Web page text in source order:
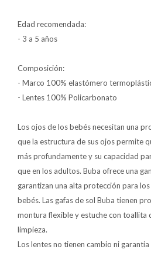
Edad recomendada:
- 3 a 5 años
Composición:
- Marco 100% elastómero
- Lentes 100% Policarbonato
Los ojos de los bebés necesitan una
que la estructura de sus ojos permite
más profundamente y su capacidad
que en los adultos. Buba ofrece una
garantizan una alta protección para
bebés. Las gafas de sol Buba tienen
montura flexible y estuche con toallita
limpieza.
Los lentes no tienen cambio ni garantia
Nuevos
Sale
Local MVD Kids